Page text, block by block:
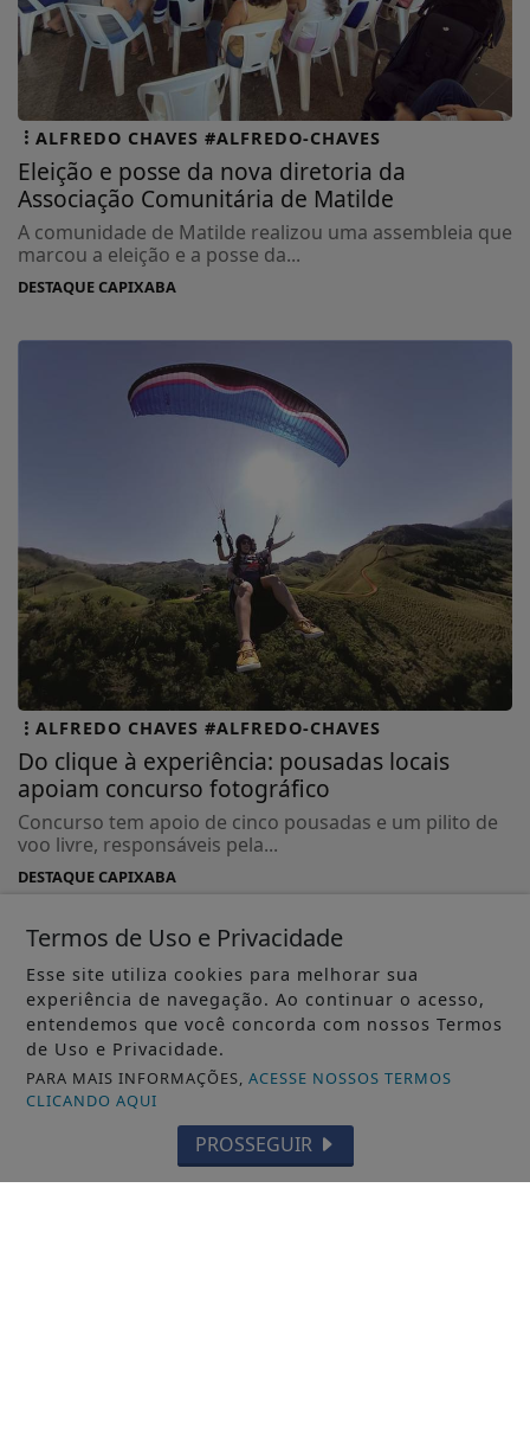
ALFREDO CHAVES #ALFREDO-CHAVES
Eleição e posse da nova diretoria da
Associação Comunitária de Matilde
A comunidade de Matilde realizou uma assembleia que
marcou a eleição e a posse da...
DESTAQUE CAPIXABA
ALFREDO CHAVES #ALFREDO-CHAVES
Do clique à experiência: pousadas locais
apoiam concurso fotográfico
Concurso tem apoio de cinco pousadas e um pilito de
voo livre, responsáveis pela...
DESTAQUE CAPIXABA
<< 1 2
Termos de Uso e Privacidade
Esse site utiliza cookies para melhorar sua
experiência de navegação. Ao continuar o acesso,
entendemos que você concorda com nossos Termos
de Uso e Privacidade.
PARA MAIS INFORMAÇÕES,ACESSE NOSSOS TERMOS
CLICANDO AQUI
PROSSEGUIR